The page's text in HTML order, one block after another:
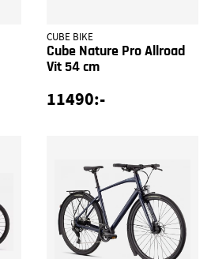
CUBE BIKE
Cube Nature Pro Allroad
Vit 54 cm
11490:-